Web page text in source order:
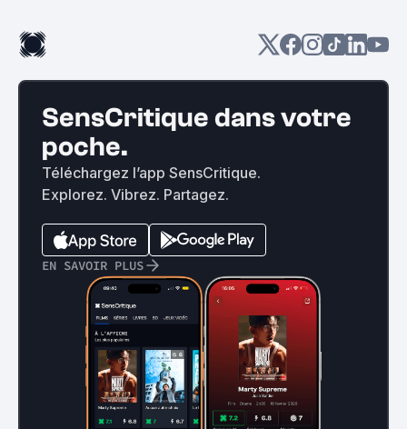
SensCritique dans votre
poche.
Téléchargez l’app SensCritique.
Explorez. Vibrez. Partagez.
EN SAVOIR PLUS